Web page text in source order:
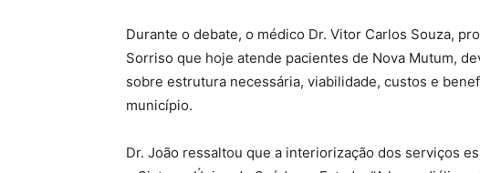
Durante o debate, o médico Dr. Vitor Carlos Souza,
Sorriso que hoje atende pacientes de Nova Mutum,
sobre estrutura necessária, viabilidade, custos e
município.
Dr. João ressaltou que a interiorização dos serviços